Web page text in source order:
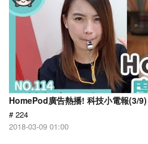
HomePod廣告熱播! 科技小電報(3/9)
# 224
2018-03-09 01:00